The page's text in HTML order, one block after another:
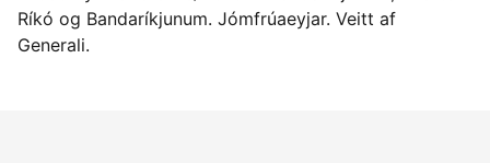
Ríkó og Bandaríkjunum. Jómfrúaeyjar. Veitt af
Generali.